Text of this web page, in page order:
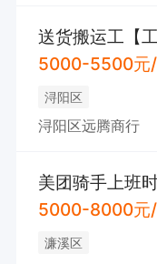
送货搬运工【工
5000-5500元/
浔阳区
浔阳区远腾商行
美团骑手上班
5000-8000元/
濂溪区